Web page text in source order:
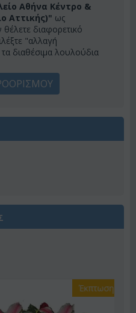
Αθήνα Κέντρο &
Αττικής)" ως
διαφορετικό
"αλλαγή
διαθέσιμα λουλούδια
Έκπτωση 22%